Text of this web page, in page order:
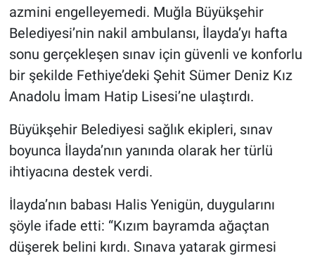
azmini engelleyemedi. Muğla Büyükşehir
Belediyesi’nin nakil ambulansı, İlayda’yı hafta
sonu gerçekleşen sınav için güvenli ve konforlu
bir şekilde Fethiye’deki Şehit Sümer Deniz Kız
Anadolu İmam Hatip Lisesi’ne ulaştırdı.
Büyükşehir Belediyesi sağlık ekipleri, sınav
boyunca İlayda’nın yanında olarak her türlü
ihtiyacına destek verdi.
İlayda’nın babası Halis Yenigün, duygularını
şöyle ifade etti: “Kızım bayramda ağaçtan
düşerek belini kırdı. Sınava yatarak girmesi